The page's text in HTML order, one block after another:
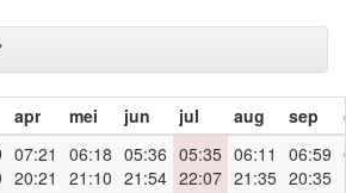
apr mei jun jul aug sep
07:21
20:21
06:18
21:10
05:36
21:54
05:35
22:07
06:11
21:35
06:59
20:35